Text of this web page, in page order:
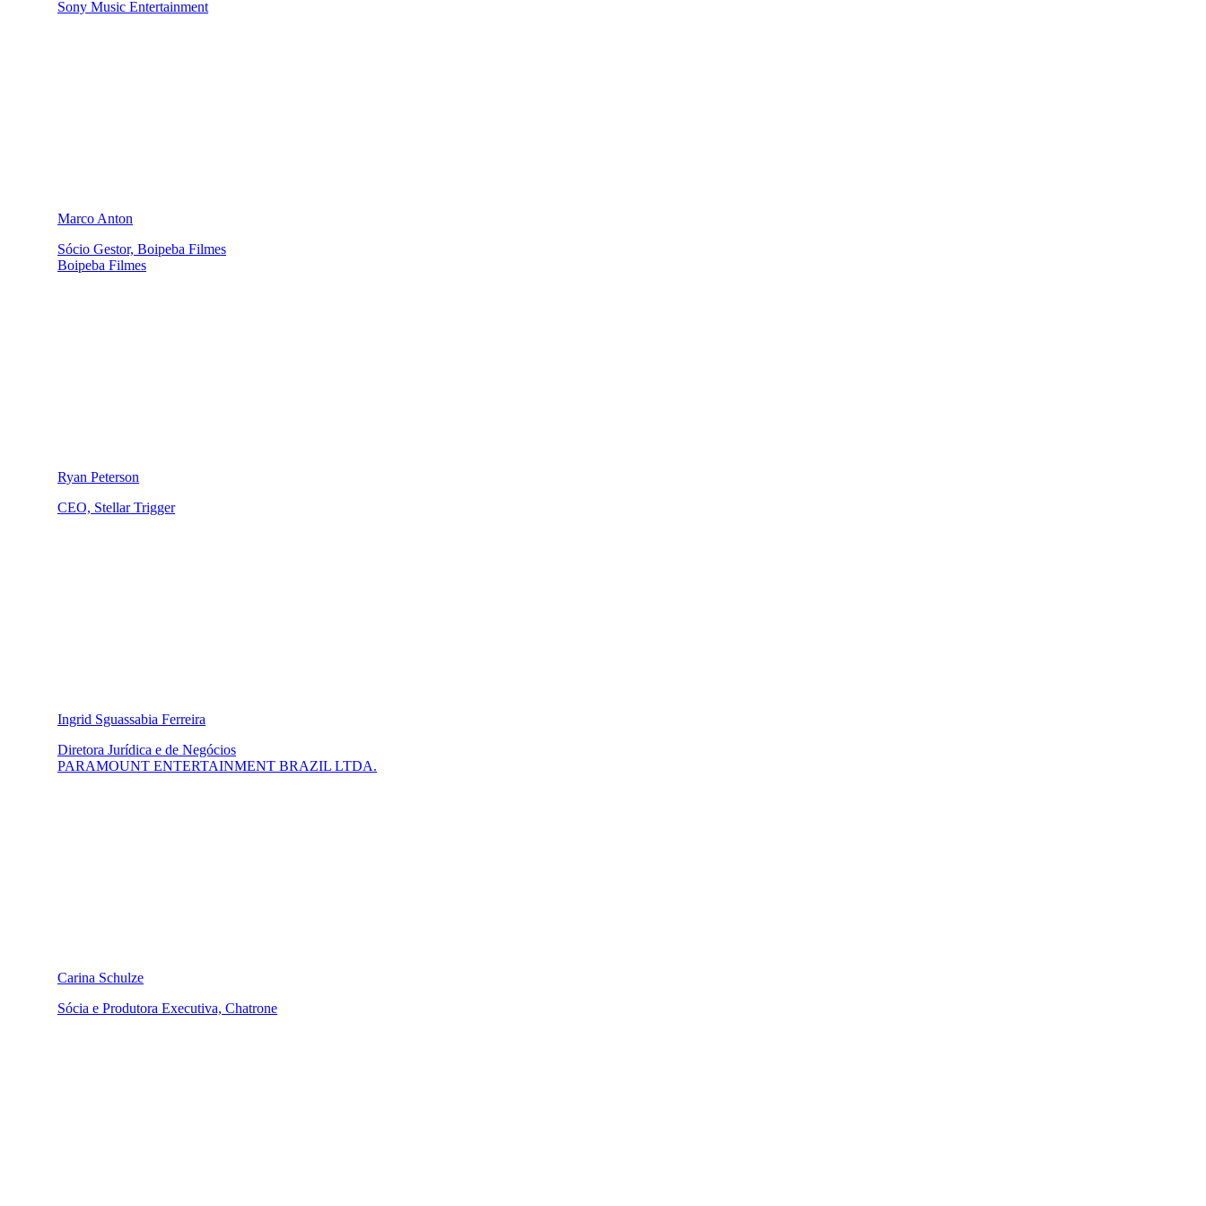
Sony Music Entertainment
Marco Anton
Sócio Gestor, Boipeba Filmes
Boipeba Filmes
Ryan Peterson
CEO, Stellar Trigger
Ingrid Sguassabia Ferreira
Diretora Jurídica e de Negócios
PARAMOUNT ENTERTAINMENT BRAZIL LTDA.
Carina Schulze
Sócia e Produtora Executiva, Chatrone